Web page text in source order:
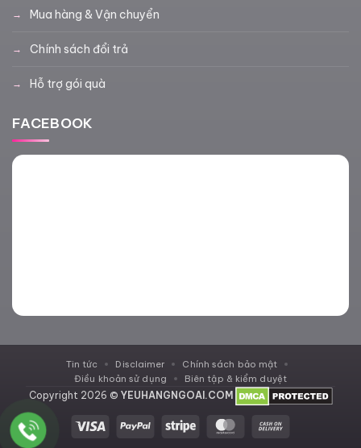
Mua hàng & Vận chuyển
Chính sách đổi trả
Hỗ trợ gói quà
FACEBOOK
Visa PayPal Stripe MasterCard
Tin tức Disclaimer
Chính sách bảo mật
Điều khoản sử dụng
Biên tập & kiểm duyệt
Copyright 2026 © YEUHANGNGOAI.COM